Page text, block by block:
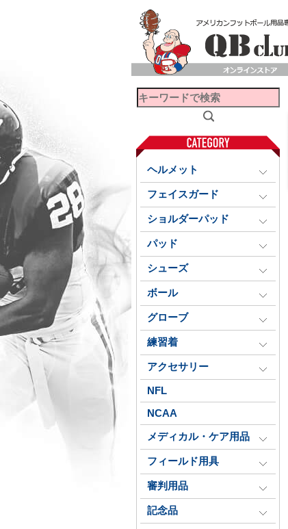
ヘルメット
フェイスガード
ショルダーパッド
パッド
シューズ
ボール
グローブ
練習着
アクセサリー
NFL
NCAA
メディカル・ケア用品
フィールド用具
審判用品
記念品